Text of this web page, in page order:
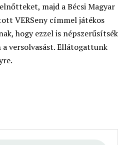
majd a Bécsi Magyar
VERSeny címmel játékos
hogy ezzel is népszerűsítsék
versolvasást. Ellátogattunk